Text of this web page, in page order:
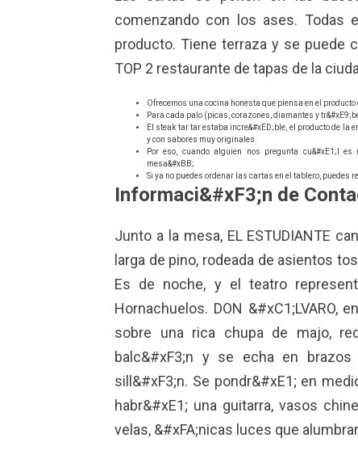
comenzando con los ases. Todas
producto. Tiene terraza y se puede
TOP 2 restaurante de tapas de la
Ofrecemos una cocina honesta que piensa en el producto
Para cada palo (picas, corazones, diamantes y
El steak tar tar estaba incre&#xED;ble, el producto de
y con sabores muy originales.
Por eso, cuando alguien nos pregunta cu&#xE1;l es
mesa&#xBB;
Si ya no puedes ordenar las cartas en el tablero, puedes
Informaci&#xF3;n de
Junto a la mesa, EL ESTUDIANTE
larga de pino, rodeada de asientos
Es de noche, y el teatro
Hornachuelos. DON &#xC1;LVARO,
sobre una rica chupa de majo,
balc&#xF3;n y se echa en
sill&#xF3;n. Se pondr&#xE1; en
habr&#xE1; una guitarra, vasos
velas, &#xFA;nicas luces que